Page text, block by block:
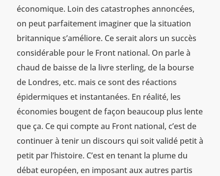
économique. Loin des catastrophes annoncées,
on peut parfaitement imaginer que la situation
britannique s’améliore. Ce serait alors un succès
considérable pour le Front national. On parle à
chaud de baisse de la livre sterling, de la bourse
de Londres, etc. mais ce sont des réactions
épidermiques et instantanées. En réalité, les
économies bougent de façon beaucoup plus lente
que ça. Ce qui compte au Front national, c’est de
continuer à tenir un discours qui soit validé petit à
petit par l’histoire. C’est en tenant la plume du
débat européen, en imposant aux autres partis